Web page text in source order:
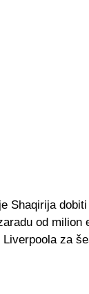
Shaqirija
od milion
za